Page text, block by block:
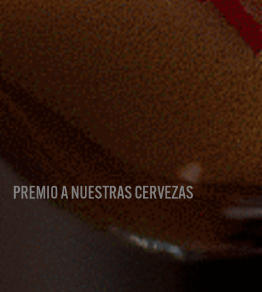
PREMIO A NUESTRAS CERVEZAS